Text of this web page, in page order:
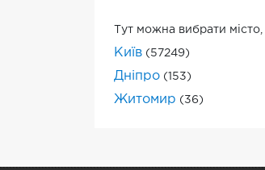
Тут можна вибрати
Київ (57249)
Дніпро (153)
Житомир (36)